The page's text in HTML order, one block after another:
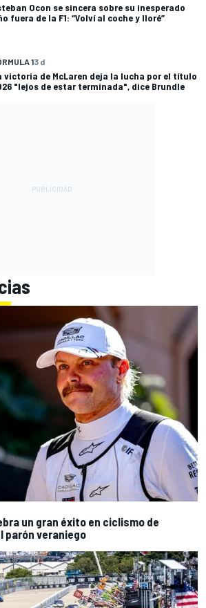
Ocon se sincera sobre su inesperado
fuera de la F1: “Volví al coche y lloré”
13 d
victoria de McLaren deja la lucha por el título
"lejos de estar terminada", dice Brundle
un gran éxito en ciclismo de
parón veraniego